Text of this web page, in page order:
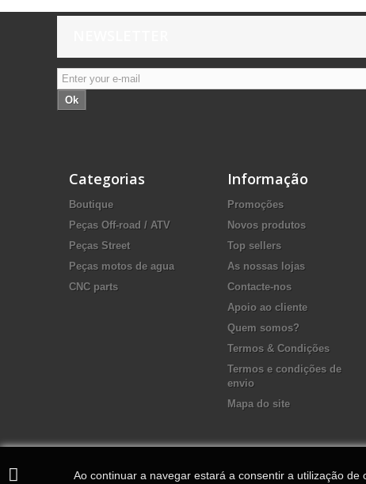
Ok
Categorias
Boutique
Peças Off-road / ATV
Peças Street
Peças motos de agua
CNC parts
Informação
Promoções
Novos produtos
Top sellers
As nossas lojas
Contacte-nos
Apoio ao cliente
Quem somos?
Termos & Condições
Termos e condições de
envio
Mapa do site
Ao continuar a navegar estará a consentir a utilização